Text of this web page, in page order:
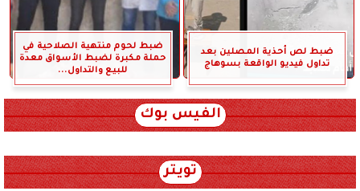
ضبط لص أحذية المصلين بعد
تداول فيديو الواقعة بسوهاج
ضبط لحوم منتهية الصلاحية في
حملة مكبرة لضبط الأسواق معدة
للبيع والتداول...
الفيس بوك
تويتر